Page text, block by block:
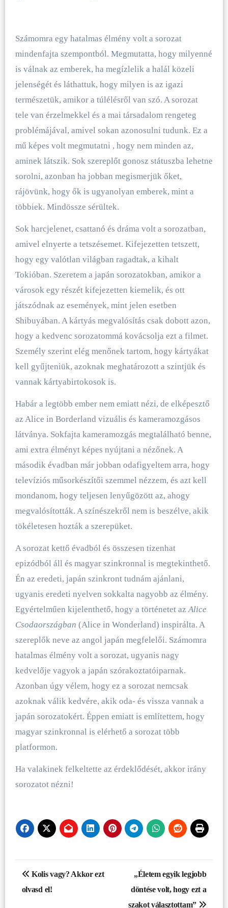
Számomra egy hatalmas élmény volt a sorozat
mindenfajta szempontból. Megmutatta, hogy milyenné
is válnak az emberek, ha megízlelik a halál közeli
jelenségét és láthattuk, hogy milyen is az igazi
természetük, amikor a túlélésről van szó. A sorozat
tele van érzelmekkel és a mai társadalom rengeteg
problémájával, amivel sokan azonosulni tudunk. Ez a
mű képes volt megmutatni , hogy nem minden az,
aminek látszik. Sok szereplőt gonosz státuszba lehetne
sorolni, azonban ha jobban megismerjük őket,
rájövünk, hogy ők is ugyanolyan emberek, mint a
többiek. Mindössze sérültek.
Sok harcjelenet, csattanó és dráma volt a sorozatban,
amivel elnyerte a tetszésemet. Kifejezetten tetszett,
hogy egy valótlan világban ragadtak, a kihalt
Tokióban. Szeretem a japán sorozatokban, amikor a
városok egy részét kifejezetten kiemelik, és ott
játszódnak az események, mint jelen esetben
Shibuyában. A kártyás megvalósítás csak dobott azon,
hogy a kedvenc sorozatommá kovácsolja ezt a filmet.
Személy szerint elég menőnek tartom, hogy kártyákat
kell gyűjteniük, azoknak meghatározott a szintjük és
vannak kártyabirtokosok is.
Habár a legtöbb ember nem emiatt nézi, de elképesztő
az Alice in Borderland vizuális és kameramozgásos
látványa. Sokfajta kameramozgás megtalálható benne,
ami extra élményt képes nyújtani a nézőnek. A
második évadban már jobban odafigyeltem arra, hogy
televíziós műsorkészítői szemmel nézzem, és azt kell
mondanom, hogy teljesen lenyűgözött az, ahogy
megvalósították. A színészekről nem is beszélve, akik
tökéletesen hozták a szerepüket.
A sorozat kettő évadból és összesen tizenhat
epizódból áll és magyar szinkronnal is megtekinthető.
Én az eredeti, japán szinkront tudnám ajánlani,
ugyanis eredeti nyelven sokkalta nagyobb az élmény.
Egyértelműen kijelenthető, hogy a történetet az Alice
Csodaországban (Alice in Wonderland) inspirálta. A
szereplők neve az angol japán megfelelői. Számomra
hatalmas élmény volt a sorozat, ugyanis nagy
kedvelője vagyok a japán szórakoztatóiparnak.
Azonban úgy vélem, hogy ez a sorozat nemcsak
azoknak válik kedvére, akik oda- és vissza vannak a
japán sorozatokért. Éppen emiatt is említettem, hogy
magyar szinkronnal is elérhető a sorozat több
platformon.
Ha valakinek felkeltette az érdeklődését, akkor irány
sorozatot nézni!
Bejegyzés
navigáció
Kolis vagy? Akkor ezt
olvasd el!
„Életem egyik legjobb
döntése volt, hogy ezt a
szakot választottam”